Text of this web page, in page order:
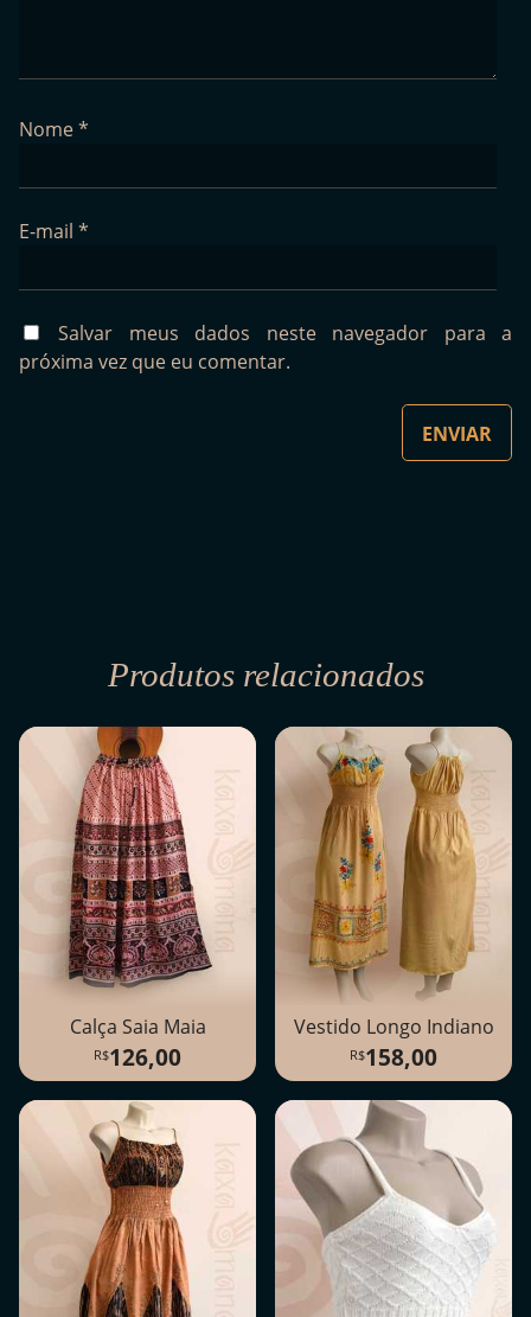
Nome*
E-mail *
Salvar meus dados neste navegador para a
próxima vez que eu comentar.
Produtos relacionados
Calça Saia Maia
126,00
Vestido Longo Indiano
158,00